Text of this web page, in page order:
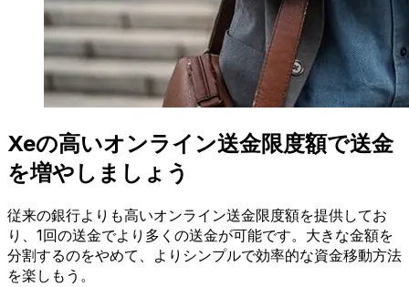
Xeの高いオンライン送金限度額で送金
を増やしましょう
従来の銀行よりも高いオンライン送金限度額を提供してお
り、1回の送金でより多くの送金が可能です。大きな金額を
分割するのをやめて、よりシンプルで効率的な資金移動方法
を楽しもう。